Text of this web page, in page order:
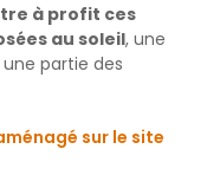
à profit ces
au soleil, une
partie des
sur le site